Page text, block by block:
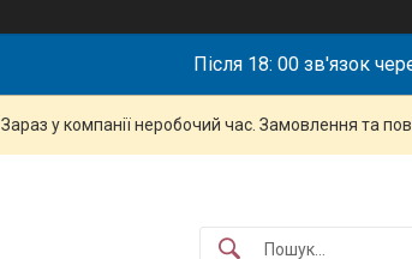
Після 18: 00 зв'язок
Зараз у компанії неробочий час. Замовлення та